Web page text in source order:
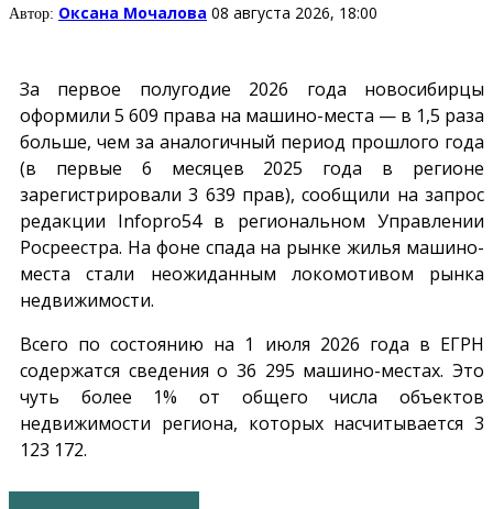
Автор: Оксана Мочалова 08 августа 2026, 18:00
За первое полугодие 2026 года новосибирцы
оформили 5 609 права на машино-места — в 1,5 раза
больше, чем за аналогичный период прошлого года
(в первые 6 месяцев 2025 года в регионе
зарегистрировали 3 639 прав), сообщили на запрос
редакции Infopro54в региональном Управлении
Росреестра. На фоне спада на рынке жилья машино-
места стали неожиданным локомотивом рынка
недвижимости.
Всего по состоянию на 1 июля 2026 года в ЕГРН
содержатся сведения о 36 295 машино-местах. Это
чуть более 1% от общего числа объектов
недвижимости региона, которых насчитывается 3
123 172.